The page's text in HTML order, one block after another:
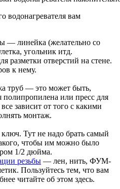
водонагревателя вам
— линейка (желательно со
угольник итд.
разметки отверстий на стене.
к нему.
труб — это может быть,
полипропилена или пресс для
зависит от того с какими
монтаж.
Тут не надо брать самый
чтобы им можно было
1/2 дюйма.
резьбы — лен, нить, ФУМ-
Пользуйтесь тем, что вам
читайте об этом здесь.